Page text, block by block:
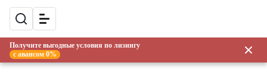
Получите выгодные условия по лизингу
с авансом 0%